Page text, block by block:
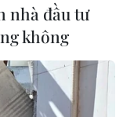
nhà đầu tư
không